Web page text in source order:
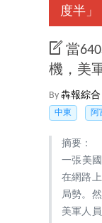
度半」
當
機，美
By 犇報綜合
中東
阿
摘要：
一張美
在網路
局勢。
美軍人